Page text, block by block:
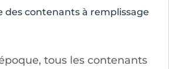
des contenants à remplissage
tous les contenants